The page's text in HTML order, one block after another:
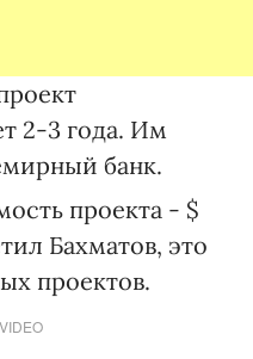
2-3 года. Им
банк.
проекта - $
Бахматов, это
проектов.